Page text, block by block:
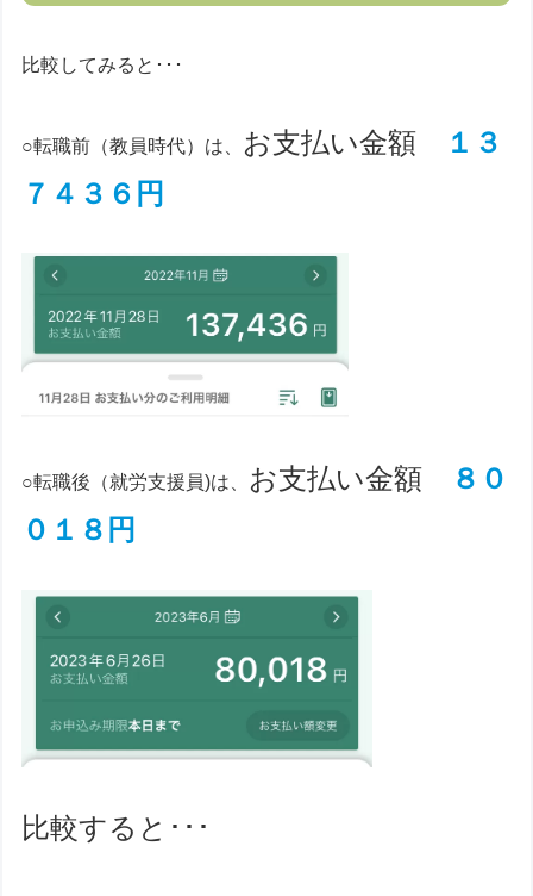
比較してみると･･･
○転職前（教員時代）は、 お支払い金額
１３
７４３６円
○転職後（就労支援員)は、 お支払い金額
８０
０１８円
比較すると･･･